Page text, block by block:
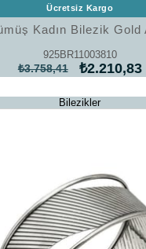
925BR11003810
₺2.210,83
₺3.758,41
Ücretsiz Kargo
Bilezikler